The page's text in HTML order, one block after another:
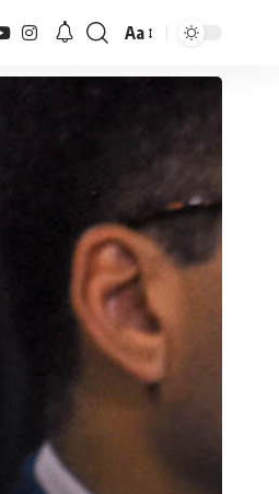
Font
Resizer
Aa